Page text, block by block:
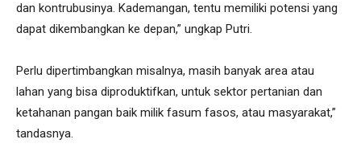
dan kontrubusinya. Kademangan, tentu memiliki potensi yang
dapat dikembangkan ke depan,” ungkap Putri.
Perlu dipertimbangkan misalnya, masih banyak area atau
lahan yang bisa diproduktifkan, untuk sektor pertanian dan
ketahanan pangan baik milik fasum fasos, atau masyarakat,”
tandasnya.